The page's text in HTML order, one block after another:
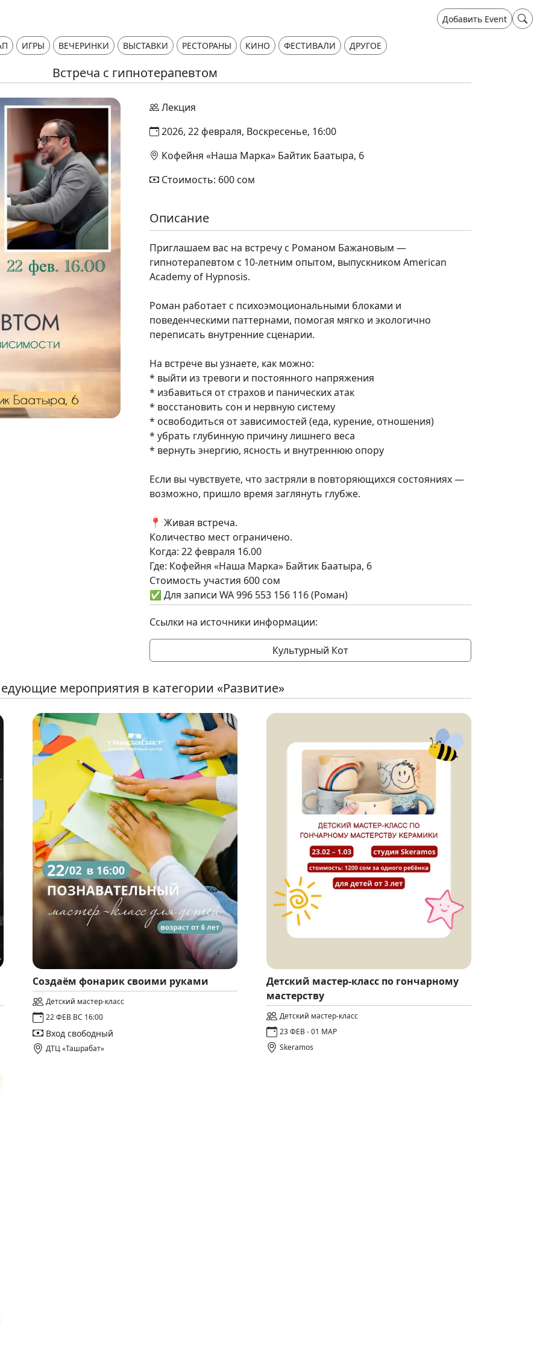
Добавить Event
ИГРЫ ВЕЧЕРИНКИ ВЫСТАВКИ РЕСТОРАНЫ КИНО ФЕСТИВАЛИ ДРУГОЕ
Встреча с гипнотерапевтом
Лекция
2026, 22 февраля, Воскресенье, 16:00
Кофейня «Наша Марка» Байтик Баатыра, 6
Стоимость: 600 сом
Описание
Приглашаем вас на встречу с Романом Бажановым —
гипнотерапевтом с 10-летним опытом, выпускником American
Academy of Hypnosis.
Роман работает с психоэмоциональными блоками и
поведенческими паттернами, помогая мягко и экологично
переписать внутренние сценарии.
На встрече вы узнаете, как можно:
* выйти из тревоги и постоянного напряжения
* избавиться от страхов и панических атак
* восстановить сон и нервную систему
* освободиться от зависимостей (еда, курение, отношения)
* убрать глубинную причину лишнего веса
* вернуть энергию, ясность и внутреннюю опору
Если вы чувствуете, что застряли в повторяющихся состояниях —
возможно, пришло время заглянуть глубже.
📍 Живая встреча.
Количество мест ограничено.
Когда: 22 февраля 16.00
Где: Кофейня «Наша Марка» Байтик Баатыра, 6
Стоимость участия 600 сом
✅ Для записи WA 996 553 156 116 (Роман)
Ссылки на источники информации:
Культурный Кот
мероприятия в категории «Развитие»
Создаём фонарик своими руками
Детский мастер-класс
22 ФЕВ ВС 16:00
Вход свободный
ДТЦ «Ташрабат»
Детский мастер-класс по гончарному
мастерству
Детский мастер-класс
23 ФЕВ - 01 МАР
Skeramos